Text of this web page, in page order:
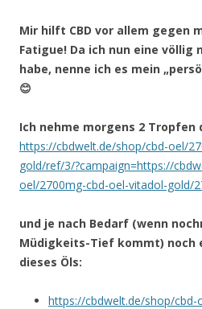
Mir hilft CBD vor allem gegen
Fatigue! Da ich nun eine völlig
habe, nenne ich es mein
😊
Ich nehme morgens 2 Tropfen
https://cbdwelt.de/shop/cbd-oel/
gold/ref/3/?campaign=https://
oel/2700mg-cbd-oel-vitadol-gold/
und je nach Bedarf (wenn
Müdigkeits-Tief kommt) noch
dieses Öls:
https://cbdwelt.de/shop/cbd-